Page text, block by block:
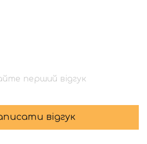
перший відгук
відгук